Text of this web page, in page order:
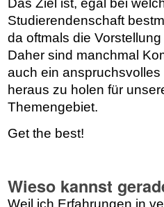
Das Ziel ist, egal bei
Studierendenschaft
da oftmals die
Daher sind manchmal
auch ein
heraus zu holen für
Themengebiet.
Get the best!
Wieso kannst
Weil ich Erfahrungen in